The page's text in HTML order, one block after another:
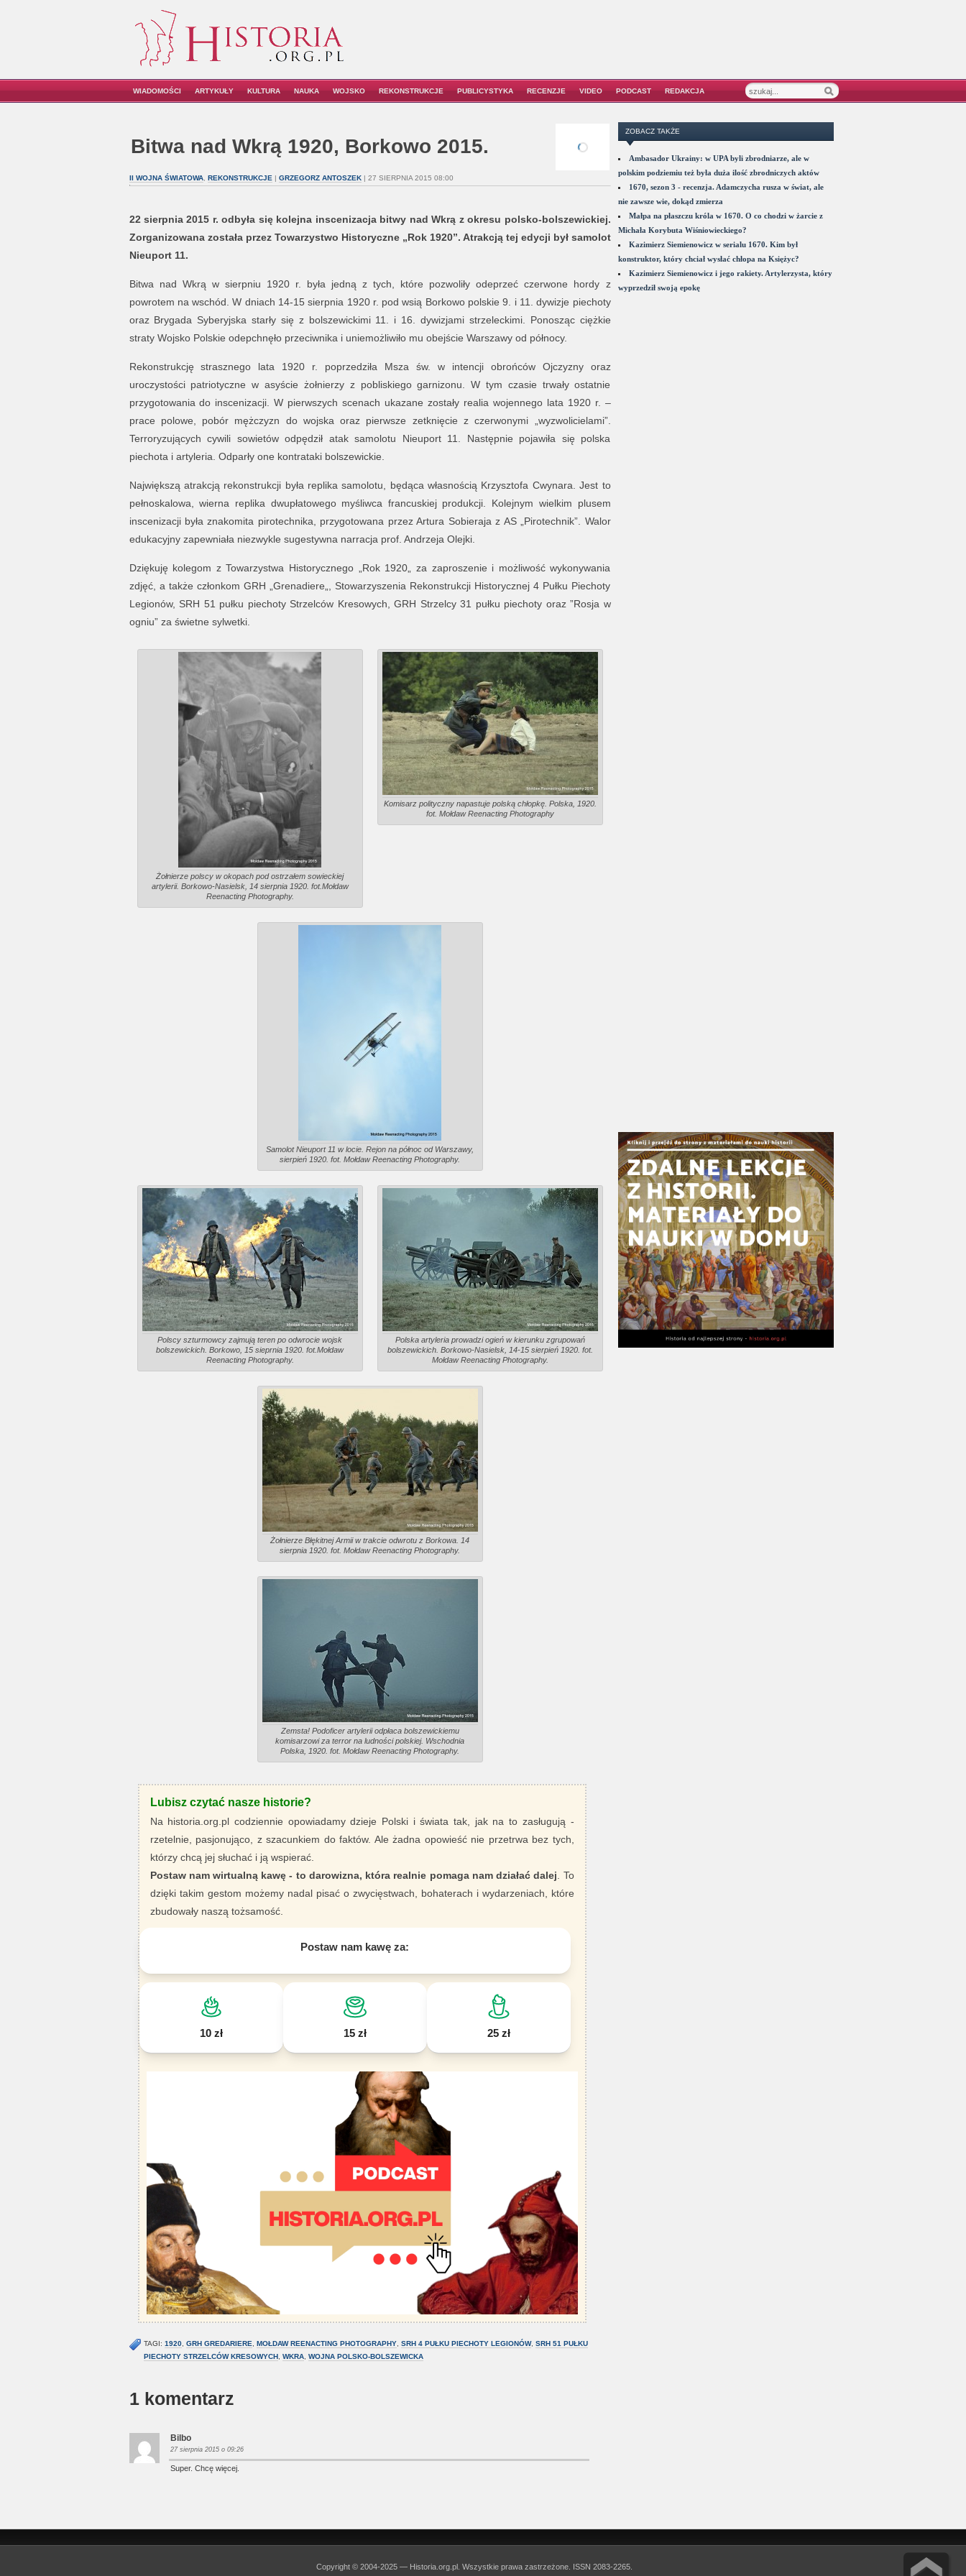
WIADOMOŚCI ARTYKUŁY KULTURA NAUKA WOJSKO REKONSTRUKCJE PUBLICYSTYKA RECENZJE VIDEO PODCAST REDAKCJA
Bitwa nad Wkrą 1920, Borkowo 2015.
II WOJNA ŚWIATOWA, REKONSTRUKCJE | GRZEGORZ ANTOSZEK| 27 SIERPNIA 2015 08:00
22 sierpnia 2015 r. odbyła się kolejna inscenizacja bitwy nad Wkrą z okresu polsko-bolszewickiej.
Zorganizowana została przez Towarzystwo Historyczne „Rok 1920”. Atrakcją tej edycji był samolot
Nieuport 11.
Bitwa nad Wkrą w sierpniu 1920 r. była jedną z tych, które pozwoliły odeprzeć czerwone hordy z
powrotem na wschód. W dniach 14-15 sierpnia 1920 r. pod wsią Borkowo polskie 9. i 11. dywizje piechoty
oraz Brygada Syberyjska starły się z bolszewickimi 11. i 16. dywizjami strzeleckimi. Ponosząc ciężkie
straty Wojsko Polskie odepchnęło przeciwnika i uniemożliwiło mu obejście Warszawy od północy.
Rekonstrukcję strasznego lata 1920 r. poprzedziła Msza św. w intencji obrońców Ojczyzny oraz
uroczystości patriotyczne w asyście żołnierzy z pobliskiego garnizonu. W tym czasie trwały ostatnie
przygotowania do inscenizacji. W pierwszych scenach ukazane zostały realia wojennego lata 1920 r. –
prace polowe, pobór mężczyzn do wojska oraz pierwsze zetknięcie z czerwonymi „wyzwolicielami”.
Terroryzujących cywili sowietów odpędził atak samolotu Nieuport 11. Następnie pojawiła się polska
piechota i artyleria. Odparły one kontrataki bolszewickie.
Największą atrakcją rekonstrukcji była replika samolotu, będąca własnością Krzysztofa Cwynara. Jest to
pełnoskalowa, wierna replika dwupłatowego myśliwca francuskiej produkcji. Kolejnym wielkim plusem
inscenizacji była znakomita pirotechnika, przygotowana przez Artura Sobieraja z AS „Pirotechnik”. Walor
edukacyjny zapewniała niezwykle sugestywna narracja prof. Andrzeja Olejki.
Dziękuję kolegom z Towarzystwa Historycznego „Rok 1920„ za zaproszenie i możliwość wykonywania
zdjęć, a także członkom GRH „Grenadiere„, Stowarzyszenia Rekonstrukcji Historycznej 4 Pułku Piechoty
Legionów, SRH 51 pułku piechoty Strzelców Kresowych, GRH Strzelcy 31 pułku piechoty oraz ”Rosja w
ogniu” za świetne sylwetki.
Żołnierze polscy w okopach pod ostrzałem sowieckiej
artylerii. Borkowo-Nasielsk, 14 sierpnia 1920. fot.Mołdaw
Reenacting Photography.
Komisarz polityczny napastuje polską chłopkę. Polska, 1920.
fot. Mołdaw Reenacting Photography
Samolot Nieuport 11 w locie. Rejon na północ od Warszawy,
sierpień 1920. fot. Mołdaw Reenacting Photography.
Polscy szturmowcy zajmują teren po odwrocie wojsk
bolszewickich. Borkowo, 15 sieprnia 1920. fot.Mołdaw
Reenacting Photography.
Polska artyleria prowadzi ogień w kierunku zgrupowań
bolszewickich. Borkowo-Nasielsk, 14-15 sierpień 1920. fot.
Mołdaw Reenacting Photography.
Żołnierze Błękitnej Armii w trakcie odwrotu z Borkowa. 14
sierpnia 1920. fot. Mołdaw Reenacting Photography.
Zemsta! Podoficer artylerii odpłaca bolszewickiemu
komisarzowi za terror na ludności polskiej. Wschodnia
Polska, 1920. fot. Mołdaw Reenacting Photography.
Lubisz czytać nasze historie?
Na historia.org.pl codziennie opowiadamy dzieje Polski i świata tak, jak na to zasługują -
rzetelnie, pasjonująco, z szacunkiem do faktów. Ale żadna opowieść nie przetrwa bez tych,
którzy chcą jej słuchać i ją wspierać.
Postaw nam wirtualną kawę - to darowizna, która realnie pomaga nam działać dalej . To
dzięki takim gestom możemy nadal pisać o zwycięstwach, bohaterach i wydarzeniach, które
zbudowały naszą tożsamość.
Postaw nam kawę za:
10 zł 15 zł 25 zł
TAGI: 1920, GRH GREDARIERE MOŁDAW REENACTING PHOTOGRAPHY, SRH 4 PUŁKU PIECHOTY LEGIONÓW, SRH 51 PUŁKU
PIECHOTY STRZELCÓW KRESOWYCH, WKRA, WOJNA POLSKO-BOLSZEWICKA
1 komentarz
Bilbo
27 sierpnia 2015 o 09:26
Super. Chcę więcej.
ZOBACZ TAKŻE
Ambasador Ukrainy: w UPA byli zbrodniarze, ale w
polskim podziemiu też była duża ilość zbrodniczych aktów
1670, sezon 3 - recenzja. Adamczycha rusza w świat, ale
nie zawsze wie, dokąd zmierza
Małpa na płaszczu króla w 1670. O co chodzi w żarcie z
Michała Korybuta Wiśniowieckiego?
Kazimierz Siemienowicz w serialu 1670. Kim był
konstruktor, który chciał wysłać chłopa na Księżyc?
Kazimierz Siemienowicz i jego rakiety. Artylerzysta, który
wyprzedził swoją epokę
Copyright © 2004-2025 — Historia.org.pl. Wszystkie prawa zastrzeżone. ISSN 2083-2265.